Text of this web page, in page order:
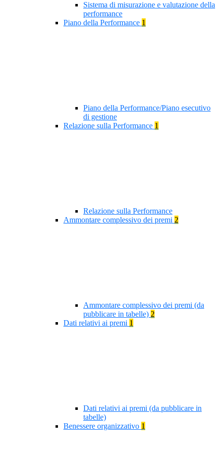
Sistema di misurazione e valutazione della
performance
Piano della Performance 1
Piano della Performance/Piano esecutivo
di gestione
Relazione sulla Performance 1
Relazione sulla Performance
Ammontare complessivo dei premi 2
Ammontare complessivo dei premi (da
pubblicare in tabelle) 2
Dati relativi ai premi 1
Dati relativi ai premi (da pubblicare in
tabelle)
Benessere organizzativo 1